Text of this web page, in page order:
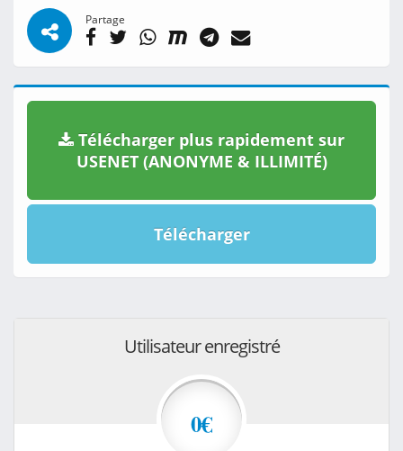
Partage
Télécharger plus rapidement sur
USENET (ANONYME & ILLIMITÉ)
Télécharger
Utilisateur enregistré
0€